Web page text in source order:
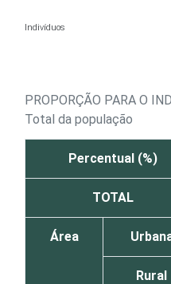
Indivíduos
PROPORÇÃO PARA O
Total da população
Percentual (%)
TOTAL
Área
Rural